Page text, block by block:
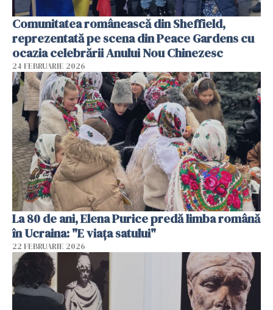
Comunitatea românească din Sheffield,
reprezentată pe scena din Peace Gardens cu
ocazia celebrării Anului Nou Chinezesc
24 FEBRUARIE 2026
La 80 de ani, Elena Purice predă limba română
în Ucraina: "E viața satului"
22 FEBRUARIE 2026